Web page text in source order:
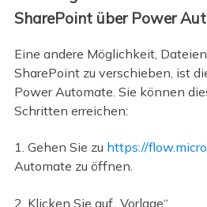
SharePoint über Power
Eine andere Möglichkeit,
SharePoint zu verschieben, ist
Power Automate. Sie können
Schritten erreichen:
1. Gehen Sie zu https://
Automate zu öffnen.
2. Klicken Sie auf „Vorlage“.